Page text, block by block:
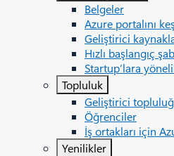
Belgeler
Azure portalını
Geliştirici
Hızlı başlangıç
Startup’lara
Topluluk
Geliştirici
Öğrenciler
İş ortakları için
Yenilikler